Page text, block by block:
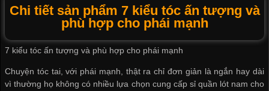
Chi tiết sản phẩm 7 kiểu tóc ấn tượng và
phù hợp cho phái mạnh
7 kiểu tóc ấn tượng và phù hợp cho phái mạnh
Chuyện tóc tai, với phái mạnh, thật ra chỉ đơn giản là ngắn hay dài
vì thường họ không có nhiều lựa chọn cung cấp sỉ quần lót nam cho